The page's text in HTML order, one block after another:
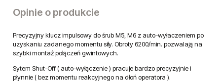
Opinie o produkcie
Precyzyjny klucz impulsowy do śrub M5, M6 z auto-wyłaczeniem po
uzyskaniu zadanego momentu siły. Obroty 6200/min. pozwalają na
szybki montaż połączeń gwintowych.
Sytem Shut-Off ( auto-wyłączenie ) pracuje bardzo precyzyjnie i
płynnie ( bez momentu reakcyjnego na dłoń operatora ).